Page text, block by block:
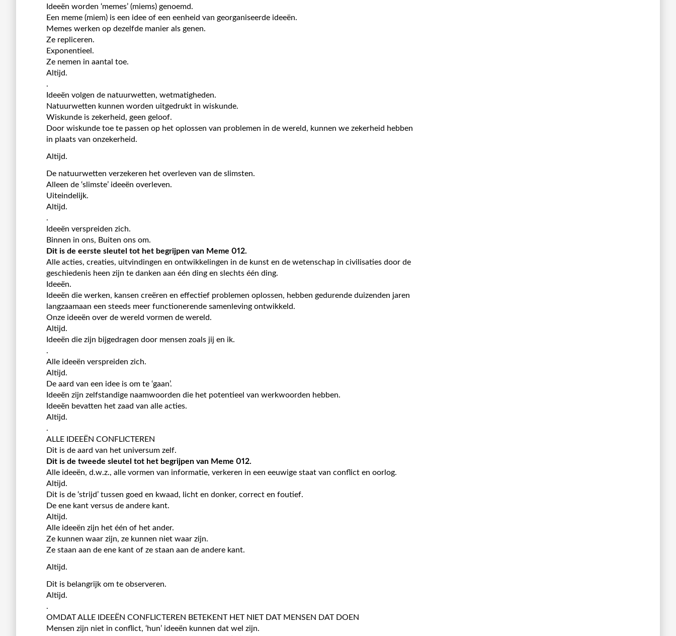
Ideeën worden ‘memes’ (miems) genoemd.
Een meme (miem) is een idee of een eenheid van georganiseerde ideeën.
Memes werken op dezelfde manier als genen.
Ze repliceren.
Exponentieel.
Ze nemen in aantal toe.
Altijd.
.
Ideeën volgen de natuurwetten, wetmatigheden.
Natuurwetten kunnen worden uitgedrukt in wiskunde.
Wiskunde is zekerheid, geen geloof.
Door wiskunde toe te passen op het oplossen van problemen in de wereld, kunnen we zekerheid hebben
in plaats van onzekerheid.
Altijd.
De natuurwetten verzekeren het overleven van de slimsten.
Alleen de ‘slimste’ ideeën overleven.
Uiteindelijk.
Altijd.
.
Ideeën verspreiden zich.
Binnen in ons, Buiten ons om.
Dit is de eerste sleutel tot het begrijpen van Meme 012.
Alle acties, creaties, uitvindingen en ontwikkelingen in de kunst en de wetenschap in civilisaties door de
geschiedenis heen zijn te danken aan één ding en slechts één ding.
Ideeën.
Ideeën die werken, kansen creëren en effectief problemen oplossen, hebben gedurende duizenden jaren
langzaamaan een ​​steeds meer functionerende samenleving ontwikkeld.
Onze ideeën over de wereld vormen de wereld.
Altijd.
Ideeën die zijn bijgedragen door mensen zoals jij en ik.
.
Alle ideeën verspreiden zich.
Altijd.
De aard van een idee is om te ‘gaan’.
Ideeën zijn zelfstandige naamwoorden die het potentieel van werkwoorden hebben.
Ideeën bevatten het zaad van alle acties.
Altijd.
.
ALLE IDEEËN CONFLICTEREN
Dit is de aard van het universum zelf.
Dit is de tweede sleutel tot het begrijpen van Meme 012.
Alle ideeën, d.w.z., alle vormen van informatie, verkeren in een eeuwige staat van conflict en oorlog.
Altijd.
Dit is de ‘strijd’ tussen goed en kwaad, licht en donker, correct en foutief.
De ene kant versus de andere kant.
Altijd.
Alle ideeën zijn het één of het ander.
Ze kunnen waar zijn, ze kunnen niet waar zijn.
Ze staan ​​aan de ene kant of ze staan ​​aan de andere kant.
Altijd.
Dit is belangrijk om te observeren.
Altijd.
.
OMDAT ALLE IDEEËN CONFLICTEREN BETEKENT HET NIET DAT MENSEN DAT DOEN
Mensen zijn niet in conflict, ‘hun’ ideeën kunnen dat wel zijn.